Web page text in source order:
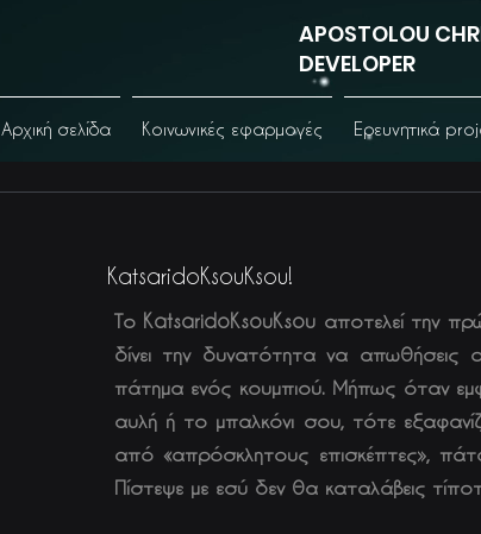
APOSTOLOU
DEVELOPER
Αρχική σελίδα Κοινωνικές εφαρμογές Ερευνητικά
KatsaridoKsouKsou!
Το KatsaridoKsouKsou αποτελεί την
δίνει την δυνατότητα να
πάτημα ενός κουμπιού. Μήπως όταν
αυλή ή το μπαλκόνι σου, τότε
από «απρόσκλητους επισκέπτες»,
Πίστεψε με εσύ δεν θα καταλάβεις